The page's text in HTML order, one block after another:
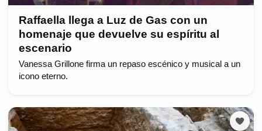
Raffaella llega a Luz de Gas con un
homenaje que devuelve su espíritu al
escenario
Vanessa Grillone firma un repaso escénico y musical a un
icono eterno.